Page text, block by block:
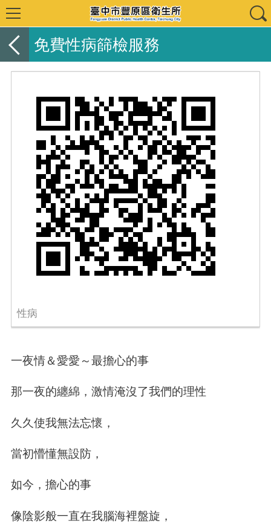
免費性病篩檢服務
性病
一夜情＆愛愛～最擔心的事
那一夜的纏綿，激情淹沒了我們的理性
久久使我無法忘懷，
當初懵懂無設防，
如今，擔心的事
像陰影般一直在我腦海裡盤旋，